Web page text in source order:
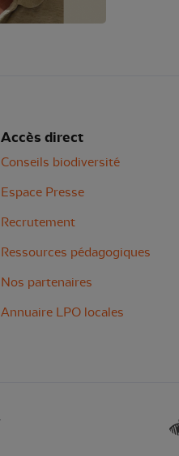
Accès direct
Conseils biodiversité
Espace Presse
Recrutement
Ressources pédagogiques
Nos partenaires
Annuaire LPO locales